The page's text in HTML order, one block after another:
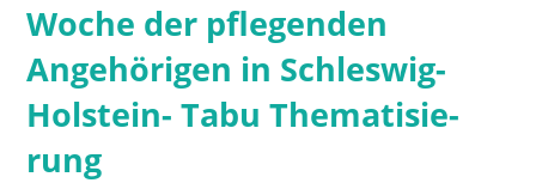
Woche der pflegenden
Angehörigen in Schleswig-
Holstein- Tabu The­ma­ti­sie­
rung